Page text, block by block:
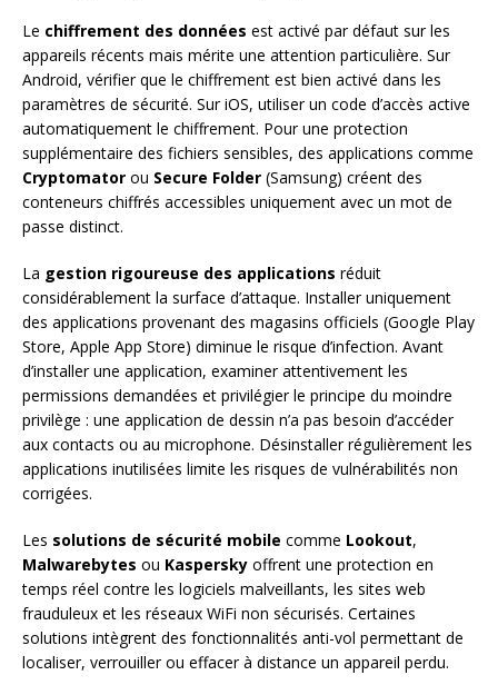
Le chiffrement des données est activé par défaut sur les
appareils récents mais mérite une attention particulière. Sur
Android, vérifier que le chiffrement est bien activé dans les
paramètres de sécurité. Sur iOS, utiliser un code d’accès active
automatiquement le chiffrement. Pour une protection
supplémentaire des fichiers sensibles, des applications comme
Cryptomator ou Secure Folder (Samsung) créent des
conteneurs chiffrés accessibles uniquement avec un mot de
passe distinct.
La gestion rigoureuse des applications réduit
considérablement la surface d’attaque. Installer uniquement
des applications provenant des magasins officiels (Google Play
Store, Apple App Store) diminue le risque d’infection. Avant
d’installer une application, examiner attentivement les
permissions demandées et privilégier le principe du moindre
privilège : une application de dessin n’a pas besoin d’accéder
aux contacts ou au microphone. Désinstaller régulièrement les
applications inutilisées limite les risques de vulnérabilités non
corrigées.
Les solutions de sécurité mobile comme Lookout,
Malwarebytes ou Kaspersky offrent une protection en
temps réel contre les logiciels malveillants, les sites web
frauduleux et les réseaux WiFi non sécurisés. Certaines
solutions intègrent des fonctionnalités anti-vol permettant de
localiser, verrouiller ou effacer à distance un appareil perdu.